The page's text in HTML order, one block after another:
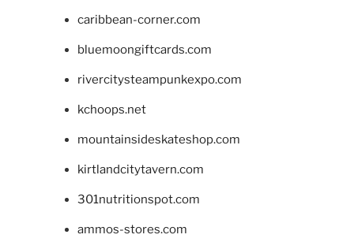
caribbean-corner.com
bluemoongiftcards.com
rivercitysteampunkexpo.com
kchoops.net
mountainsideskateshop.com
kirtlandcitytavern.com
301nutritionspot.com
ammos-stores.com